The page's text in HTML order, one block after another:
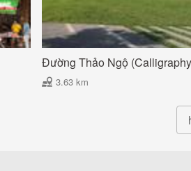
Đường Thảo Ngộ
3.63 km